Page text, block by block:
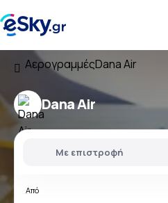
ΑερογραμμέςDana Air
Dana Air
Με επιστροφή
Από